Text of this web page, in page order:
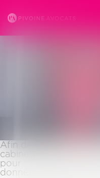
Afin de toujours
cabinet pivoine
pour partager
données qui les